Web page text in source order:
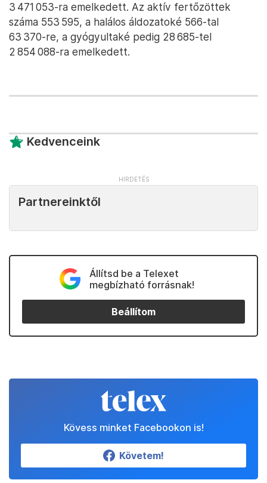
3 471 053-ra emelkedett. Az aktív fertőzöttek
száma 553 595, a halálos áldozatoké 566-tal
63 370-re, a gyógyultaké pedig 28 685-tel
2 854 088-ra emelkedett.
Kedvenceink
Partnereinktől
Állítsd be a Telexet
megbízható forrásnak!
Beállítom
Kövess minket Facebookon is!
Követem!